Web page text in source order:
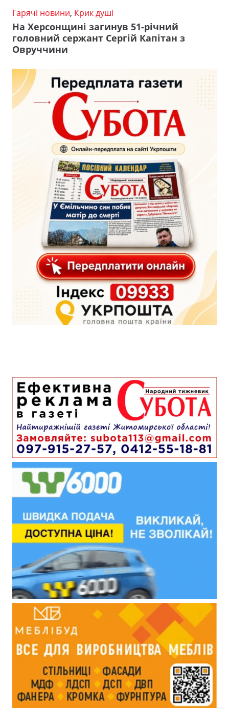
Гарячі новини, Крик душі
На Херсонщині загинув 51-річний
головний сержант Сергій Капітан з
Овруччини